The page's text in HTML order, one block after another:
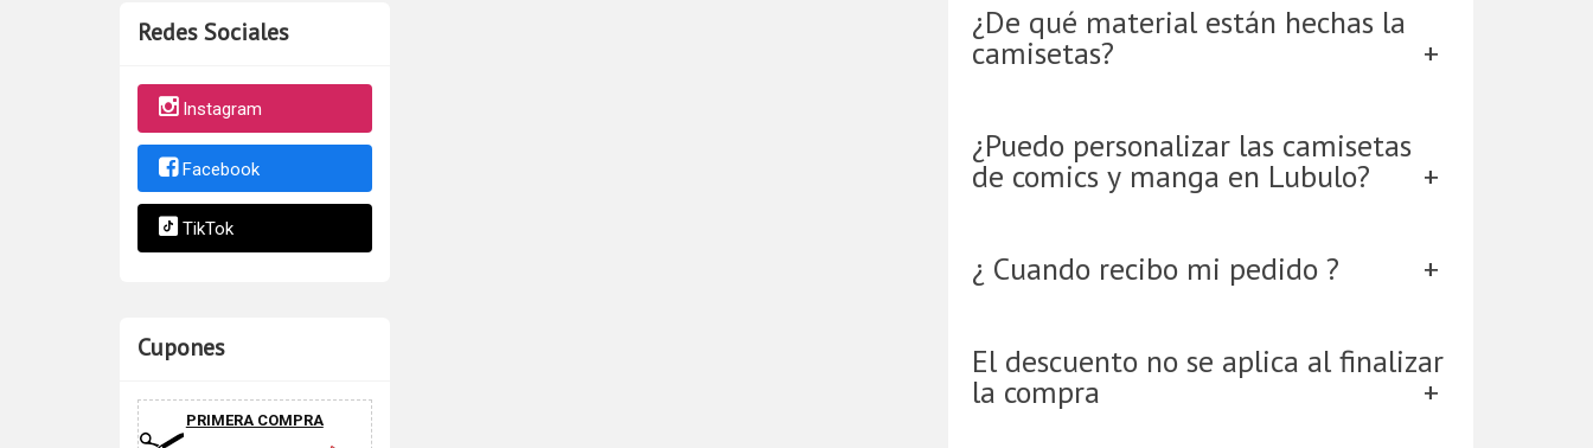
Redes Sociales
Instagram
Facebook
TikTok
Cupones
PRIMERA COMPRA
¿De qué material están hechas la
camisetas?
¿Puedo personalizar las camisetas
de comics y manga en Lubulo?
¿ Cuando recibo mi pedido ?
El descuento no se aplica al finalizar
la compra